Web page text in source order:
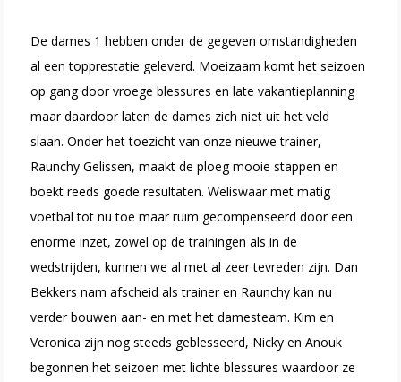
De dames 1 hebben onder de gegeven omstandigheden
al een topprestatie geleverd. Moeizaam komt het seizoen
op gang door vroege blessures en late vakantieplanning
maar daardoor laten de dames zich niet uit het veld
slaan.Onder het toezicht van onze nieuwe trainer,
Raunchy Gelissen, maakt de ploeg mooie stappen en
boekt reeds goede resultaten. Weliswaar met matig
voetbal tot nu toe maar ruim gecompenseerd door een
enorme inzet, zowel op de trainingen als in de
wedstrijden, kunnen we al met al zeer tevreden zijn. Dan
Bekkers nam afscheid als trainer en Raunchy kan nu
verder bouwen aan- en met het damesteam. Kim en
Veronica zijn nog steeds geblesseerd, Nicky en Anouk
begonnen het seizoen met lichte blessures waardoor ze